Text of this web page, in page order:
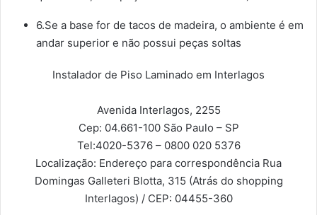
6.Se a base for de tacos de madeira, o ambiente é em
andar superior e não possui peças soltas
Instalador de Piso Laminado em Interlagos
Avenida Interlagos, 2255
Cep: 04.661-100 São Paulo – SP
Tel:4020-5376 – 0800 020 5376
Localização: Endereço para correspondência Rua
Domingas Galleteri Blotta, 315 (Atrás do shopping
Interlagos) / CEP: 04455-360